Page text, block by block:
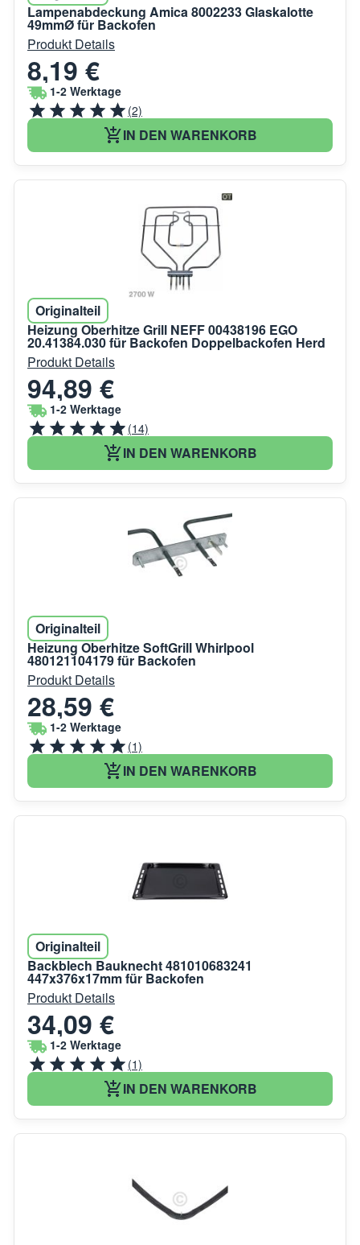
Lampenabdeckung Amica 8002233 Glaskalotte
49mmØ für Backofen
Produkt Details
8,19 €
1-2 Werktage
(2)
IN DEN WARENKORB
Originalteil
Heizung Oberhitze Grill NEFF 00438196 EGO
20.41384.030 für Backofen Doppelbackofen Herd
Produkt Details
94,89 €
1-2 Werktage
(14)
IN DEN WARENKORB
Originalteil
Heizung Oberhitze SoftGrill Whirlpool
480121104179 für Backofen
Produkt Details
28,59 €
1-2 Werktage
(1)
IN DEN WARENKORB
Originalteil
Backblech Bauknecht 481010683241
447x376x17mm für Backofen
Produkt Details
34,09 €
1-2 Werktage
(1)
IN DEN WARENKORB